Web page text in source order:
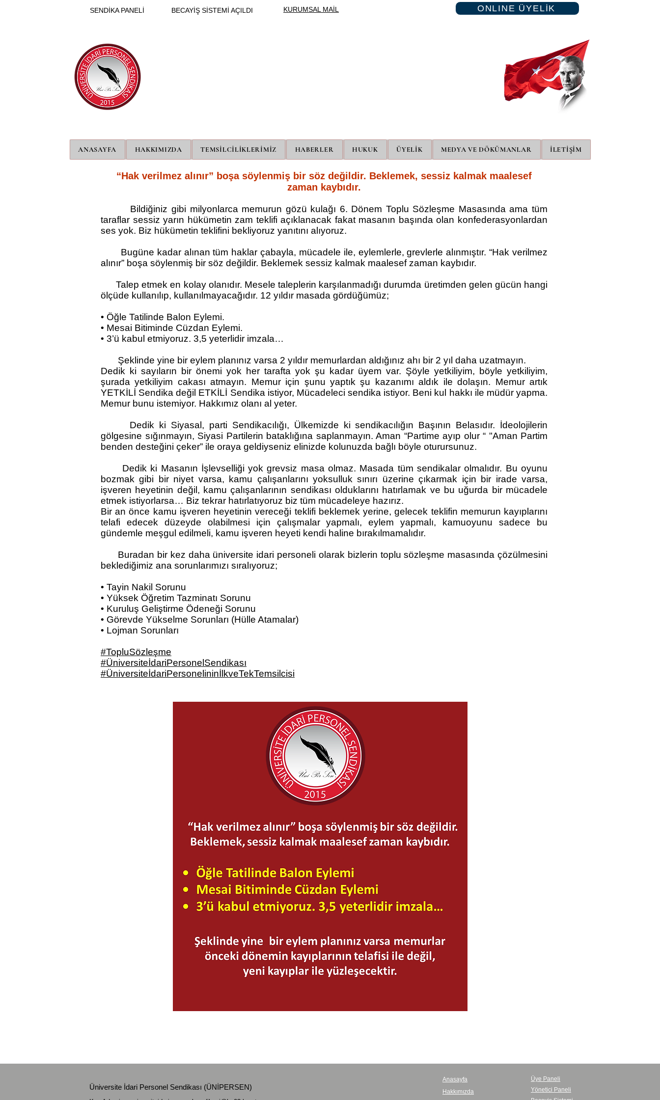
SENDİKA PANELİ BECAYİŞ SİSTEMİ AÇILDI KURUMSAL MAİL ONLINE ÜYELİK
ANASAYFA HAKKIMIZDA TEMSİLCİLİKLERİMİZ HABERLER HUKUK ÜYELİK MEDYA VE DÖKÜMANLAR İLETİŞİM
“Hak verilmez alınır” boşa söylenmiş bir söz değildir. Beklemek, sessiz kalmak maalesef
zaman kaybıdır.
Bildiğiniz gibi milyonlarca memurun gözü kulağı 6. Dönem Toplu Sözleşme Masasında ama tüm
taraflar sessiz yarın hükümetin zam teklifi açıklanacak fakat masanın başında olan konfederasyonlardan
ses yok. Biz hükümetin teklifini bekliyoruz yanıtını alıyoruz.
Bugüne kadar alınan tüm haklar çabayla, mücadele ile, eylemlerle, grevlerle alınmıştır. “Hak verilmez
alınır” boşa söylenmiş bir söz değildir. Beklemek sessiz kalmak maalesef zaman kaybıdır.
Talep etmek en kolay olanıdır. Mesele taleplerin karşılanmadığı durumda üretimden gelen gücün hangi
ölçüde kullanılıp, kullanılmayacağıdır. 12 yıldır masada gördüğümüz;
• Öğle Tatilinde Balon Eylemi.
• Mesai Bitiminde Cüzdan Eylemi.
• 3’ü kabul etmiyoruz. 3,5 yeterlidir imzala…
Şeklinde yine bir eylem planınız varsa 2 yıldır memurlardan aldığınız ahı bir 2 yıl daha uzatmayın.
Dedik ki sayıların bir önemi yok her tarafta yok şu kadar üyem var. Şöyle yetkiliyim, böyle yetkiliyim,
şurada yetkiliyim cakası atmayın. Memur için şunu yaptık şu kazanımı aldık ile dolaşın. Memur artık
YETKİLİ Sendika değil ETKİLİ Sendika istiyor, Mücadeleci sendika istiyor. Beni kul hakkı ile müdür yapma.
Memur bunu istemiyor. Hakkımız olanı al yeter.
Dedik ki Siyasal, parti Sendikacılığı, Ülkemizde ki sendikacılığın Başının Belasıdır. İdeolojilerin
gölgesine sığınmayın, Siyasi Partilerin bataklığına saplanmayın. Aman “Partime ayıp olur “ "Aman Partim
benden desteğini çeker” ile oraya geldiyseniz elinizde kolunuzda bağlı böyle oturursunuz.
Dedik ki Masanın İşlevselliği yok grevsiz masa olmaz. Masada tüm sendikalar olmalıdır. Bu oyunu
bozmak gibi bir niyet varsa, kamu çalışanlarını yoksulluk sınırı üzerine çıkarmak için bir irade varsa,
işveren heyetinin değil, kamu çalışanlarının sendikası olduklarını hatırlamak ve bu uğurda bir mücadele
etmek istiyorlarsa… Biz tekrar hatırlatıyoruz biz tüm mücadeleye hazırız.
Bir an önce kamu işveren heyetinin vereceği teklifi beklemek yerine, gelecek teklifin memurun kayıplarını
telafi edecek düzeyde olabilmesi için çalışmalar yapmalı, eylem yapmalı, kamuoyunu sadece bu
gündemle meşgul edilmeli, kamu işveren heyeti kendi haline bırakılmamalıdır.
Buradan bir kez daha üniversite idari personeli olarak bizlerin toplu sözleşme masasında çözülmesini
beklediğimiz ana sorunlarımızı sıralıyoruz;
• Tayin Nakil Sorunu
• Yüksek Öğretim Tazminatı Sorunu
• Kuruluş Geliştirme Ödeneği Sorunu
• Görevde Yükselme Sorunları (Hülle Atamalar)
• Lojman Sorunları
#TopluSözleşme
#ÜniversiteİdariPersonelSendikası
#ÜniversiteİdariPersonelininİlkveTekTemsilcisi
Üniversite İdari Personel Sendikası (ÜNİPERSEN)
Anasayfa
Hakkımızda
Üye Paneli
Yönetici Paneli